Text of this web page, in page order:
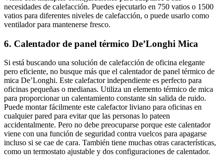
necesidades de calefacción. Puedes ejecutarlo en 750 vatios o 1500
vatios para diferentes niveles de calefacción, o puede usarlo como
ventilador para mantenerse fresco.
6. Calentador de panel térmico De’Longhi Mica
Si está buscando una solución de calefacción de oficina elegante
pero eficiente, no busque más que el calentador de panel térmico de
mica De’Longhi. Este calefactor independiente es perfecto para
oficinas pequeñas o medianas. Utiliza un elemento térmico de mica
para proporcionar un calentamiento constante sin salida de ruido.
Puede montar fácilmente este calefactor liviano para oficinas en
cualquier pared para evitar que las personas lo pateen
accidentalmente. Pero no debe preocuparse porque este calentador
viene con una función de seguridad contra vuelcos para apagarse
incluso si se cae de cara. También tiene muchas otras características,
como un termostato ajustable y dos configuraciones de calentador.